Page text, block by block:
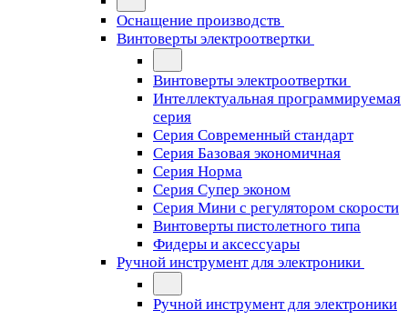
Оснащение производств
Винтоверты электроотвертки
Винтоверты электроотвертки
Интеллектуальная программируемая
серия
Серия Современный стандарт
Серия Базовая экономичная
Серия Норма
Серия Cупер эконом
Серия Мини с регулятором скорости
Винтоверты пистолетного типа
Фидеры и аксессуары
Ручной инструмент для электроники
Ручной инструмент для электроники